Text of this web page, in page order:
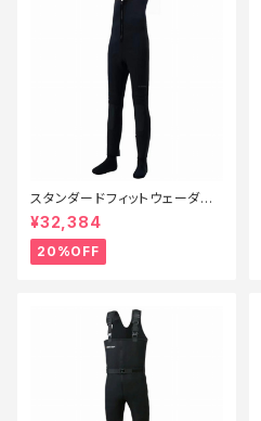
スタンダードフィットウェーダー
3.0FW−040X 黒 SB【特価装
備】【20】
¥32,384
20%OFF